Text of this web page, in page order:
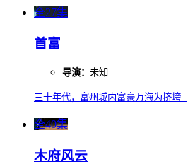
全27集
首富
导演： 未知
三十年代，富州城内富豪万海为挤垮...
全40集
木府风云